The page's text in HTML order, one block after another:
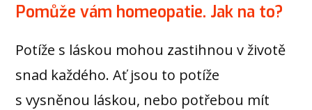
Pomůže vám homeopatie. Jak na to?
Potíže s láskou mohou zastihnou v životě
snad každého. Ať jsou to potíže
s vysněnou láskou, nebo potřebou mít